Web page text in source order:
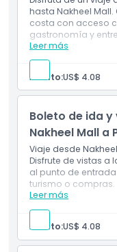
hasta Nakheel
costa con acceso
gastronomía y
Leer más
Incluye
Viaje de ida y
Gateway hasta
Vistas
Jumeirah
Adulto:US$ 4.08
Boleto de ida
Nakheel Mall a
Viaje desde
Disfrute de vistas a
al punto de
turismo o compras.
Leer más
Incluye
Viaje de ida y
Mall hasta Palm
Viaje relajante
Acceso
Adulto:US$ 4.08